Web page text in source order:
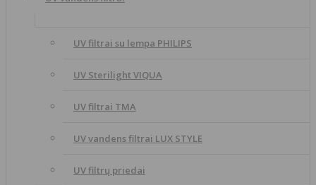
UV filtrai su lempa PHILIPS
UV Sterilight VIQUA
UV filtrai TMA
UV vandens filtrai LUX STYLE
UV filtrų priedai